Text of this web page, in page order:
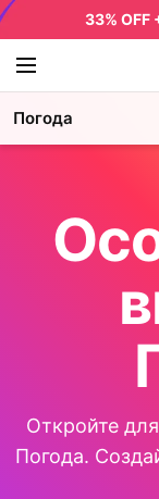
33% OFF
Погода
Откройте
Погода.